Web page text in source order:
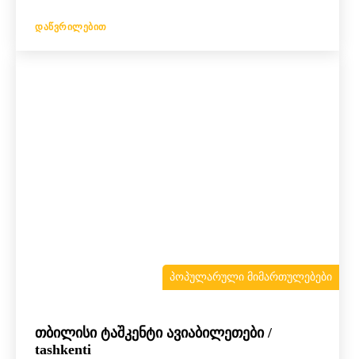
ᲓᲐᲬᲕᲠᲘᲚᲔᲑᲘᲗ
ᲞᲝᲞᲣᲚᲐᲠᲣᲚᲘ ᲛᲘᲛᲐᲠᲗᲣᲚᲔᲑᲔᲑᲘ
თბილისი ტაშკენტი ავიაბილეთები /
tashkenti